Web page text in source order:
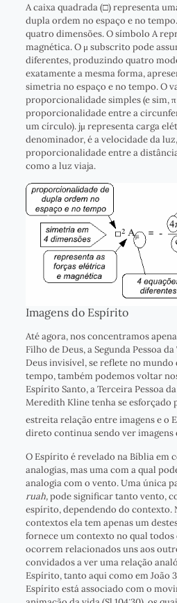
A caixa quadrada (□) representa
dupla ordem no espaço e no
quatro dimensões. O símbolo A
magnética. O μ subscrito pode
diferentes, produzindo quatro
exatamente a mesma forma,
simetria no espaço e no tempo. O
proporcionalidade simples (e sim,
proporcionalidade entre a
um círculo). jμ representa carga
denominador, é a velocidade da
proporcionalidade entre a
como a luz viaja.
Imagens do Espírito
Até agora, nos concentramos
Filho de Deus, a Segunda Pessoa
Deus invisível, se reflete no mundo
tempo, também podemos voltar
Espírito Santo, a Terceira Pessoa
Meredith Kline tenha se esforçado
estreita relação entre imagens e o
direto continua sendo ver imagens
O Espírito é revelado na Bíblia em
analogias, mas uma com a qual
analogia com o vento. Uma única
ruah,pode significar tanto vento,
espírito, dependendo do contexto.
contextos ela tem apenas um
fornece um contexto no qual todos
ocorrem relacionados uns aos
convidados a ver uma relação
Espírito, tanto aqui como em João
Espírito está associado com o